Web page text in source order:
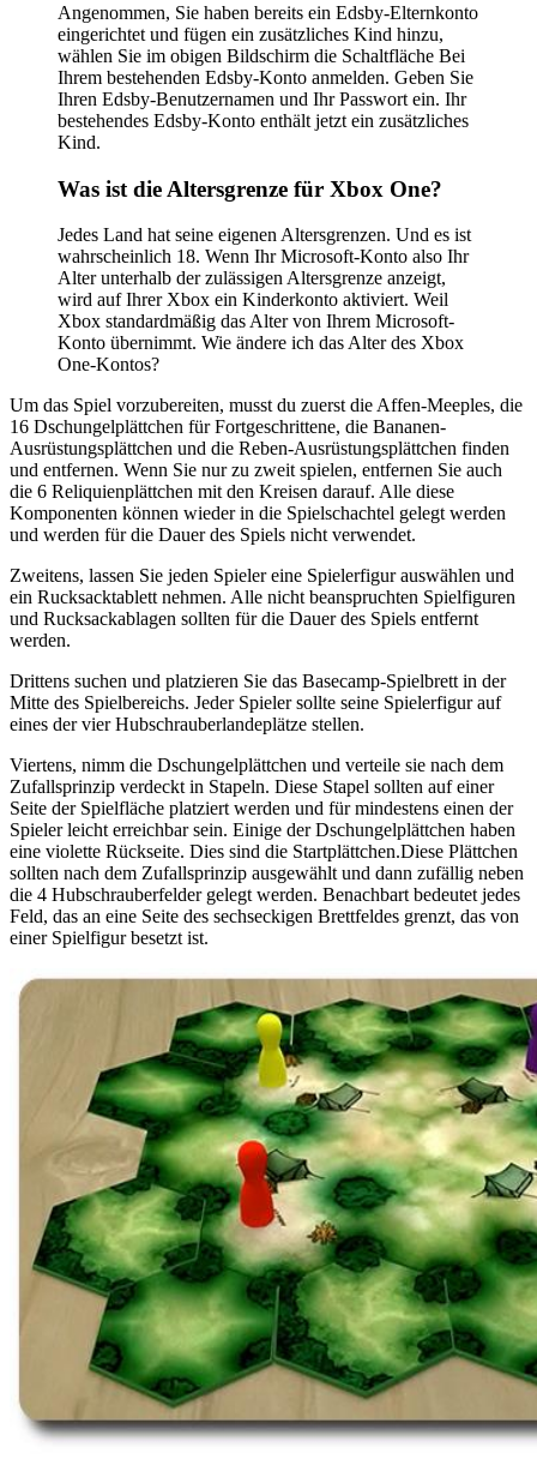
Angenommen, Sie haben bereits ein Edsby-Elternkonto
eingerichtet und fügen ein zusätzliches Kind hinzu,
wählen Sie im obigen Bildschirm die Schaltfläche Bei
Ihrem bestehenden Edsby-Konto anmelden. Geben Sie
Ihren Edsby-Benutzernamen und Ihr Passwort ein. Ihr
bestehendes Edsby-Konto enthält jetzt ein zusätzliches
Kind.
Was ist die Altersgrenze für Xbox One?
Jedes Land hat seine eigenen Altersgrenzen. Und es ist
wahrscheinlich 18. Wenn Ihr Microsoft-Konto also Ihr
Alter unterhalb der zulässigen Altersgrenze anzeigt,
wird auf Ihrer Xbox ein Kinderkonto aktiviert. Weil
Xbox standardmäßig das Alter von Ihrem Microsoft-
Konto übernimmt. Wie ändere ich das Alter des Xbox
One-Kontos?
Um das Spiel vorzubereiten, musst du zuerst die Affen-Meeples, die
16 Dschungelplättchen für Fortgeschrittene, die Bananen-
Ausrüstungsplättchen und die Reben-Ausrüstungsplättchen finden
und entfernen. Wenn Sie nur zu zweit spielen, entfernen Sie auch
die 6 Reliquienplättchen mit den Kreisen darauf. Alle diese
Komponenten können wieder in die Spielschachtel gelegt werden
und werden für die Dauer des Spiels nicht verwendet.
Zweitens, lassen Sie jeden Spieler eine Spielerfigur auswählen und
ein Rucksacktablett nehmen. Alle nicht beanspruchten Spielfiguren
und Rucksackablagen sollten für die Dauer des Spiels entfernt
werden.
Drittens suchen und platzieren Sie das Basecamp-Spielbrett in der
Mitte des Spielbereichs. Jeder Spieler sollte seine Spielerfigur auf
eines der vier Hubschrauberlandeplätze stellen.
Viertens, nimm die Dschungelplättchen und verteile sie nach dem
Zufallsprinzip verdeckt in Stapeln. Diese Stapel sollten auf einer
Seite der Spielfläche platziert werden und für mindestens einen der
Spieler leicht erreichbar sein. Einige der Dschungelplättchen haben
eine violette Rückseite. Dies sind die Startplättchen.Diese Plättchen
sollten nach dem Zufallsprinzip ausgewählt und dann zufällig neben
die 4 Hubschrauberfelder gelegt werden. Benachbart bedeutet jedes
Feld, das an eine Seite des sechseckigen Brettfeldes grenzt, das von
einer Spielfigur besetzt ist.